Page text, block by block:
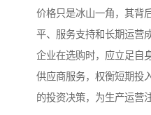
价格只是冰山一角，其背
平、服务支持和长期运营
企业在选购时，应立足自
供应商服务，权衡短期投
的投资决策，为生产运营